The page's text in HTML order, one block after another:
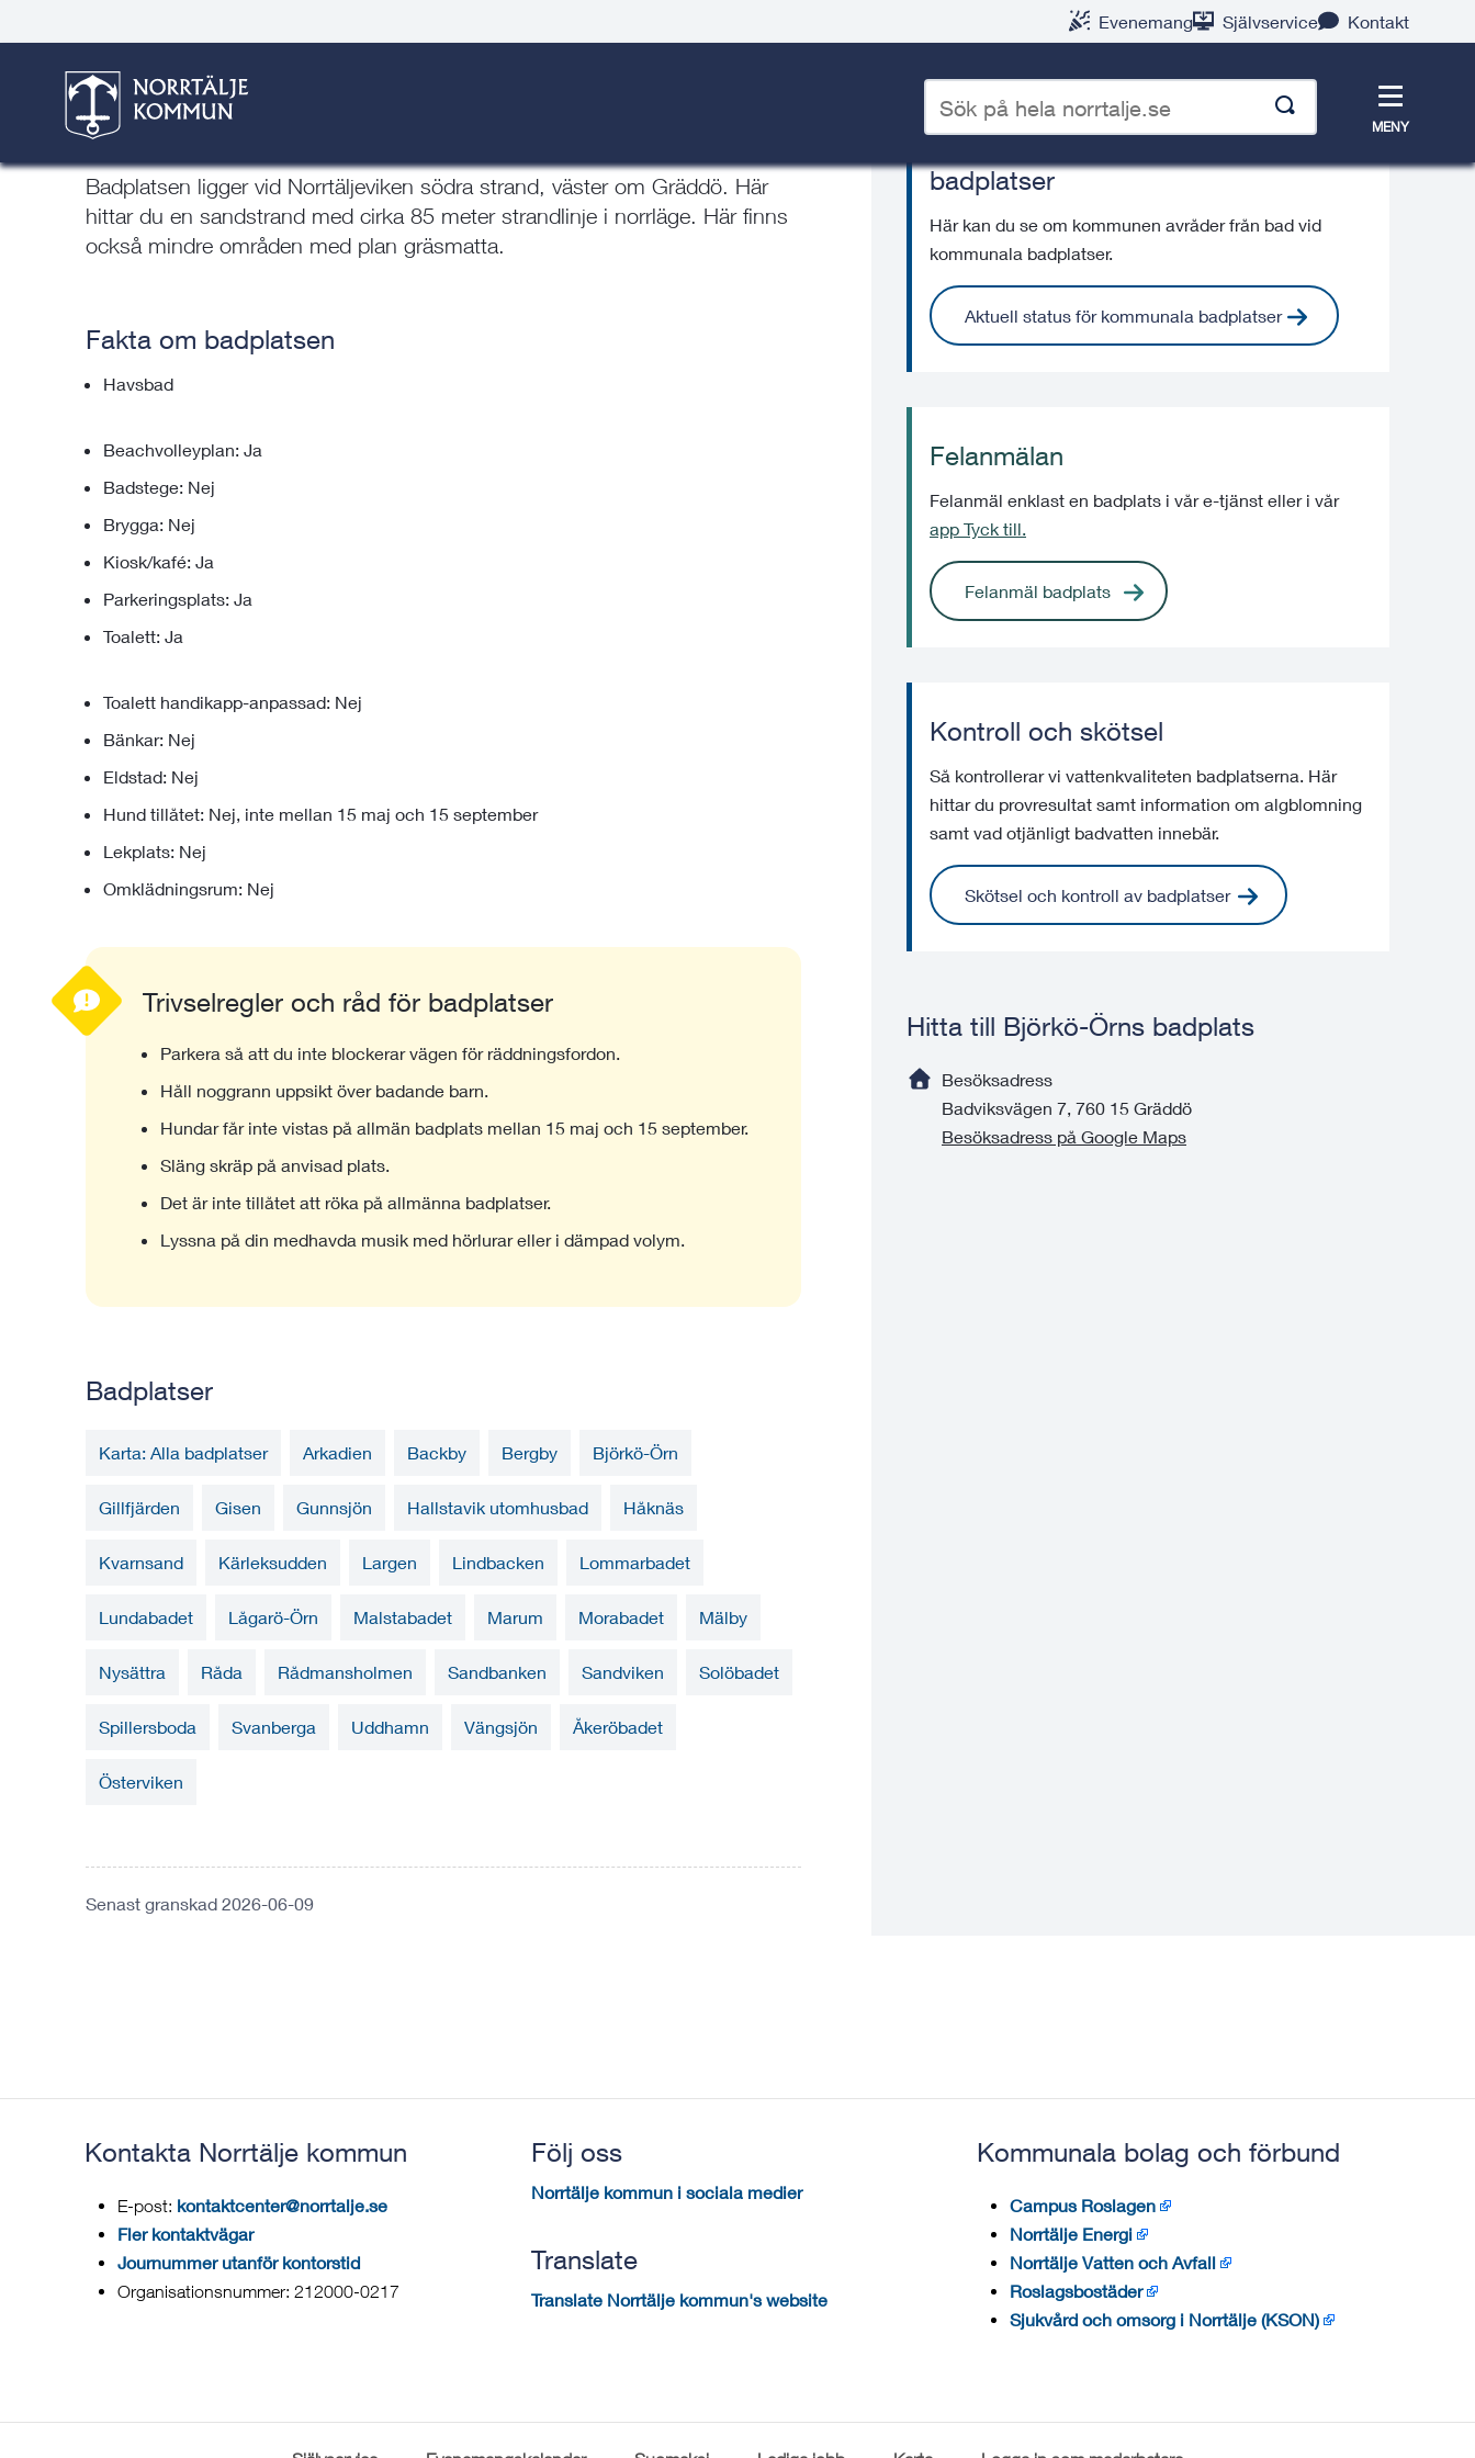
Evenemang Självservice Kontakt
sökord
desktop
Meny
MENY
Björköörens badplats
Badplatsen ligger vid Norrtäljeviken södra strand, väster om Gräddö. Här
hittar du en sandstrand med cirka 85 meter strandlinje i norrläge. Här finns
också mindre områden med plan gräsmatta.
Fakta om badplatsen
Havsbad
Beachvolleyplan: Ja
Badstege: Nej
Brygga: Nej
Kiosk/kafé: Ja
Parkeringsplats: Ja
Toalett: Ja
Toalett handikapp-anpassad: Nej
Bänkar: Nej
Eldstad: Nej
Hund tillåtet: Nej, inte mellan 15 maj och 15 september
Lekplats: Nej
Omklädningsrum: Nej
Trivselregler och råd för badplatser
Parkera så att du inte blockerar vägen för räddningsfordon.
Håll noggrann uppsikt över badande barn.
Hundar får inte vistas på allmän badplats mellan 15 maj och 15 september.
Släng skräp på anvisad plats.
Det är inte tillåtet att röka på allmänna badplatser.
Lyssna på din medhavda musik med hörlurar eller i dämpad volym.
Badplatser
Karta: Alla badplatser Arkadien Backby Bergby Björkö-Örn
Gillfjärden Gisen Gunnsjön Hallstavik utomhusbad Håknäs
Kvarnsand Kärleksudden Largen Lindbacken Lommarbadet
Lundabadet Lågarö-Örn Malstabadet Marum Morabadet Mälby
Nysättra Råda Rådmansholmen Sandbanken Sandviken Solöbadet
Spillersboda Svanberga Uddhamn Vängsjön Åkeröbadet
Österviken
Senast granskad 2026-06-09
Aktuell status på kommunala
badplatser
Här kan du se om kommunen avråder från bad vid
kommunala badplatser.
Aktuell status för kommunala badplatser
Felanmälan
Felanmäl enklast en badplats i vår e-tjänst eller i vår
app Tyck till.
Felanmäl badplats
Kontroll och skötsel
Så kontrollerar vi vattenkvaliteten badplatserna. Här
hittar du provresultat samt information om algblomning
samt vad otjänligt badvatten innebär.
Skötsel och kontroll av badplatser
Hitta till Björkö-Örns badplats
Besöksadress
Badviksvägen 7, 760 15 Gräddö
Besöksadress på Google Maps
Kontakta Norrtälje kommun
E-post: kontaktcenter@norrtalje.se
Fler kontaktvägar
Journummer utanför kontorstid
Organisationsnummer: 212000-0217
Följ oss
Norrtälje kommun i sociala medier
Translate
Translate Norrtälje kommun's website
Kommunala bolag och förbund
Campus Roslagen
Norrtälje Energi
Norrtälje Vatten och Avfall
Roslagsbostäder
Sjukvård och omsorg i Norrtälje (KSON)